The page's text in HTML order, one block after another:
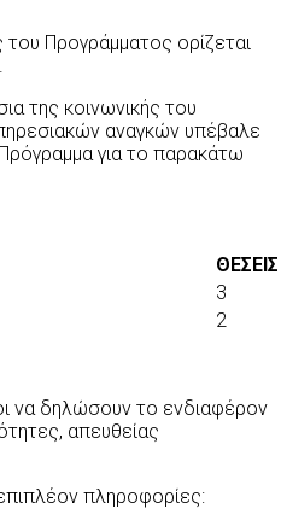
του Προγράμματος ορίζεται
της κοινωνικής του
αναγκών υπέβαλε
για το παρακάτω
ΘΕΣΕΙΣ
3
2
να δηλώσουν το ενδιαφέρον
απευθείας
πληροφορίες: